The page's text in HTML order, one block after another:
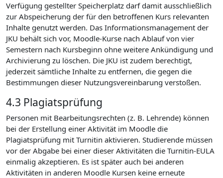
Verfügung gestellter Speicherplatz darf damit ausschließlich
zur Abspeicherung der für den betroffenen Kurs relevanten
Inhalte genutzt werden. Das Informationsmanagement der
JKU behält sich vor, Moodle-Kurse nach Ablauf von vier
Semestern nach Kursbeginn ohne weitere Ankündigung und
Archivierung zu löschen. Die JKU ist zudem berechtigt,
jederzeit sämtliche Inhalte zu entfernen, die gegen die
Bestimmungen dieser Nutzungsvereinbarung verstoßen.
4.3 Plagiatsprüfung
Personen mit Bearbeitungsrechten (z. B. Lehrende) können
bei der Erstellung einer Aktivität im Moodle die
Plagiatsprüfung mit Turnitin aktivieren. Studierende müssen
vor der Abgabe bei einer dieser Aktivitäten die Turnitin-EULA
einmalig akzeptieren. Es ist später auch bei anderen
Aktivitäten in anderen Moodle Kursen keine erneute